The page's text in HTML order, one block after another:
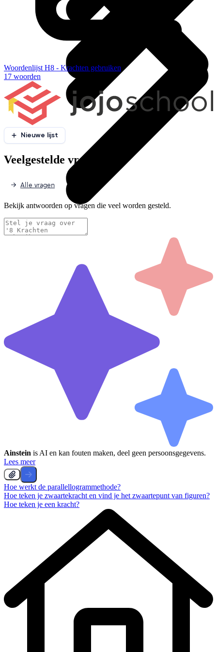
Woordenlijst H8 - Krachten gebruiken
17 woorden
Nieuwe lijst
Veelgestelde vragen
Alle vragen
Bekijk antwoorden op vragen die veel worden gesteld.
Ainstein is AI en kan fouten maken, deel geen persoonsgegevens.
Lees meer
Hoe werkt de parallellogrammethode?
Hoe teken je zwaartekracht en vind je het zwaartepunt van figuren?
Hoe teken je een kracht?